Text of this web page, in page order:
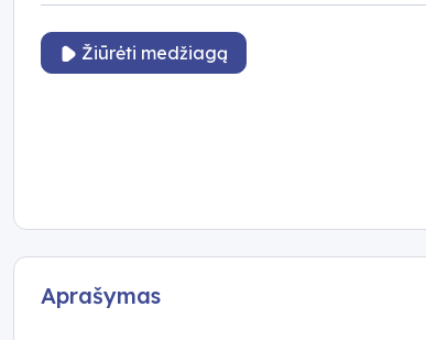
Žiūrėti medžiagą
Aprašymas